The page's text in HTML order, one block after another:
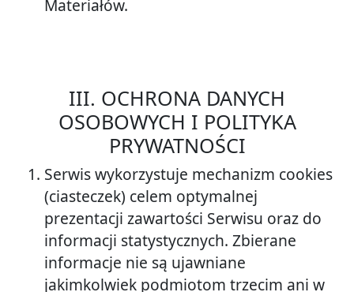
Materiałów.
III. OCHRONA DANYCH
OSOBOWYCH I POLITYKA
PRYWATNOŚCI
Serwis wykorzystuje mechanizm cookies
(ciasteczek) celem optymalnej
prezentacji zawartości Serwisu oraz do
informacji statystycznych. Zbierane
informacje nie są ujawniane
jakimkolwiek podmiotom trzecim ani w